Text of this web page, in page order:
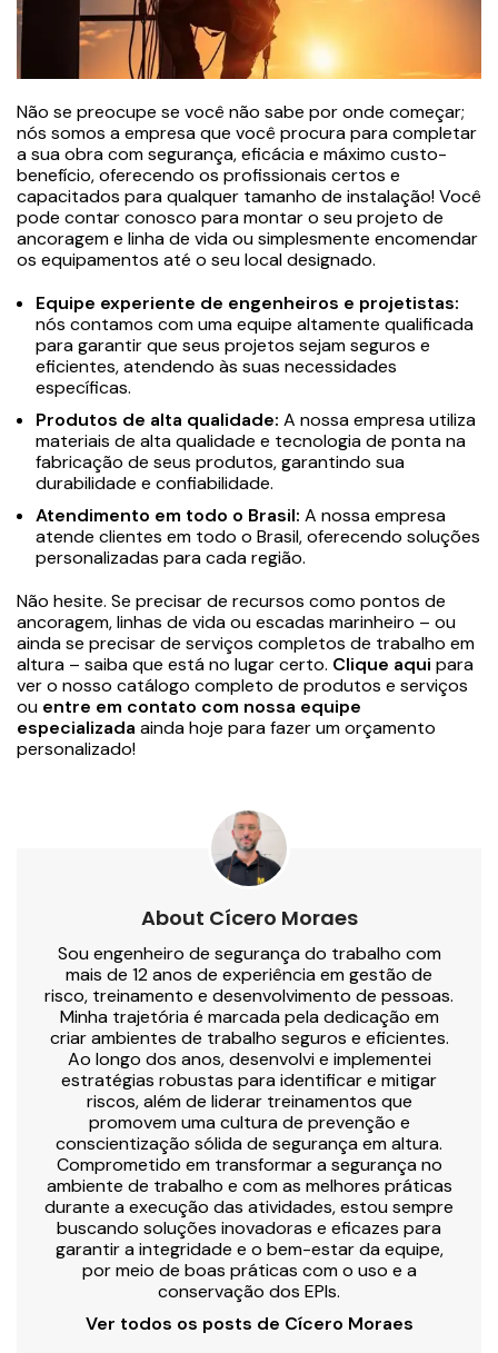
Não se preocupe se você não sabe por onde começar;
nós somos a empresa que você procura para completar
a sua obra com segurança, eficácia e máximo custo-
benefício, oferecendo os profissionais certos e
capacitados para qualquer tamanho de instalação! Você
pode contar conosco para montar o seu projeto de
ancoragem e linha de vida ou simplesmente encomendar
os equipamentos até o seu local designado.
Equipe experiente de engenheiros e projetistas:
nós contamos com uma equipe altamente qualificada
para garantir que seus projetos sejam seguros e
eficientes, atendendo às suas necessidades
específicas.
Produtos de alta qualidade: A nossa empresa utiliza
materiais de alta qualidade e tecnologia de ponta na
fabricação de seus produtos, garantindo sua
durabilidade e confiabilidade.
Atendimento em todo o Brasil: A nossa empresa
atende clientes em todo o Brasil, oferecendo soluções
personalizadas para cada região.
Não hesite. Se precisar de recursos como pontos de
ancoragem, linhas de vida ou escadas marinheiro – ou
ainda se precisar de serviços completos de trabalho em
altura – saiba que está no lugar certo. Clique aqui para
ver o nosso catálogo completo de produtos e serviços
ou entre em contato com nossa equipe
especializada ainda hoje para fazer um orçamento
personalizado!
About Cícero Moraes
Sou engenheiro de segurança do trabalho com
mais de 12 anos de experiência em gestão de
risco, treinamento e desenvolvimento de pessoas.
Minha trajetória é marcada pela dedicação em
criar ambientes de trabalho seguros e eficientes.
Ao longo dos anos, desenvolvi e implementei
estratégias robustas para identificar e mitigar
riscos, além de liderar treinamentos que
promovem uma cultura de prevenção e
conscientização sólida de segurança em altura.
Comprometido em transformar a segurança no
ambiente de trabalho e com as melhores práticas
durante a execução das atividades, estou sempre
buscando soluções inovadoras e eficazes para
garantir a integridade e o bem-estar da equipe,
por meio de boas práticas com o uso e a
conservação dos EPIs.
Ver todos os posts de Cícero Moraes